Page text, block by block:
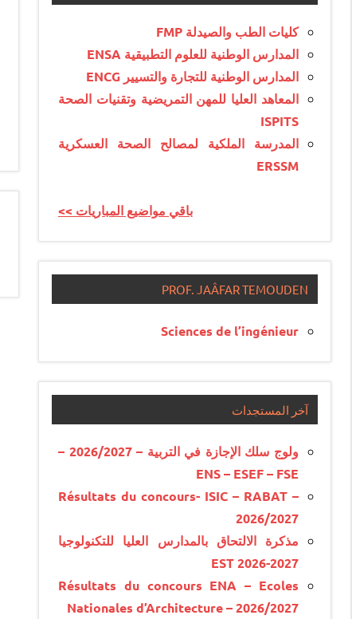
كليات الطب والصيدلة FMP
المدارس الوطنية للعلوم التطبيقية ENSA
المدارس الوطنية للتجارة والتسيير ENCG
المعاهد العليا للمهن التمريضية وتقنيات الصحة
ISPITS
المدرسة الملكية لمصالح الصحة العسكرية
ERSSM
<< باقي مواضيع المباريات
PROF. JAÂFAR TEMOUDEN
Sciences de l’ingénieur
آخر المستجدات
ولوج سلك الإجازة في التربية – 2026/2027 –
ENS – ESEF – FSE
Résultats du concours- ISIC – RABAT –
2026/2027
مذكرة الالتحاق بالمدارس العليا للتكنولوجيا
EST 2026-2027
Résultats du concours ENA – Ecoles
Nationales d’Architecture – 2026/2027